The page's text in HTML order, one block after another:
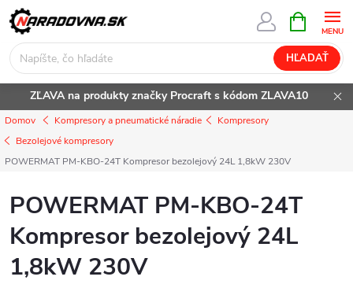
Prejsť
na
obsah
HĽADAŤ
KOŠÍK
ZĽAVA na produkty značky Procraft s kódom ZLAVA10
Domov Kompresory a pneumatické náradie
Kompresory
Bezolejové kompresory
POWERMAT PM-KBO-24T Kompresor bezolejový 24L 1,8kW 230V
POWERMAT PM-KBO-24T
Kompresor bezolejový 24L
1,8kW 230V